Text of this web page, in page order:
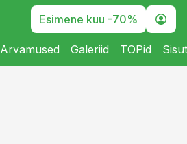
Esimene kuu -70%
Arvamused Galeriid TOPid